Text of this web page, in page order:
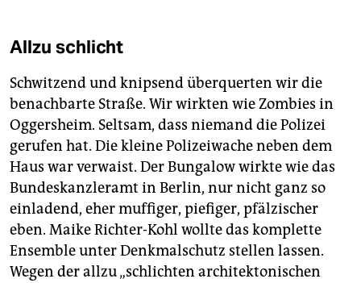
Allzu schlicht
Schwitzend und knipsend überquerten wir die
benachbarte Straße. Wir wirkten wie Zombies in
Oggersheim. Seltsam, dass niemand die Polizei
gerufen hat. Die kleine Polizeiwache neben dem
Haus war verwaist. Der Bungalow wirkte wie das
Bundeskanzleramt in Berlin, nur nicht ganz so
einladend, eher muffiger, piefiger, pfälzischer
eben. Maike Richter-Kohl wollte das komplette
Ensemble unter Denkmalschutz stellen lassen.
Wegen der allzu „schlichten architektonischen